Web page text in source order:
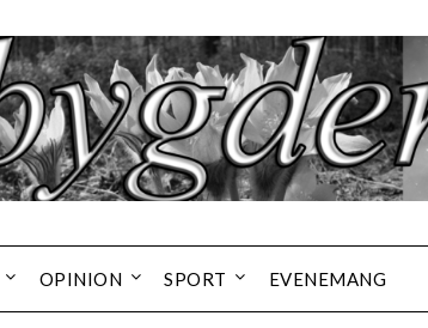
OPINION SPORT EVENEMANG